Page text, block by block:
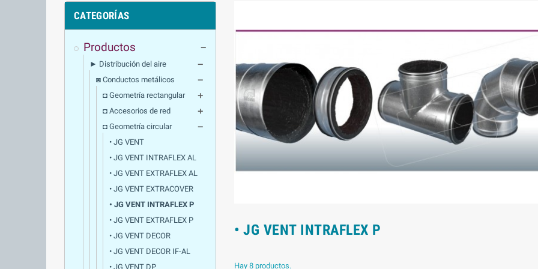
CATEGORÍAS
Productos remove
► Distribución del aire remove
◙ Conductos metálicos remove
◘ Geometría rectangular add
◘ Accesorios de red add
◘ Geometría circular remove
• JG VENT
• JG VENT INTRAFLEX AL
• JG VENT EXTRAFLEX AL
• JG VENT EXTRACOVER
• JG VENT INTRAFLEX P
• JG VENT EXTRAFLEX P
• JG VENT DECOR
• JG VENT DECOR IF-AL
• JG VENT DP
• JG VENT INTRAFLEX P
Hay 8 productos.